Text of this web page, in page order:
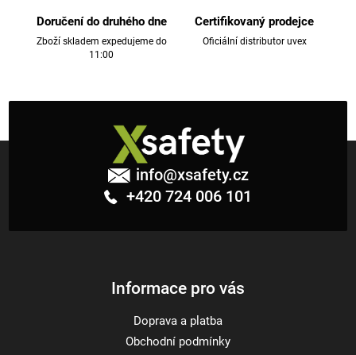
ý
i
s
u
Doručení do druhého dne
Zboží skladem expedujeme do
11:00
Certifikovaný prodejce
Oficiální distributor uvex
info@xsafety.cz
+420 724 006 101
Informace pro vás
Doprava a platba
Obchodní podmínky